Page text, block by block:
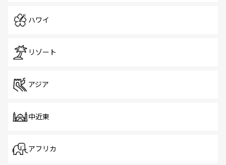
ハワイ
リゾート
アジア
中近東
アフリカ